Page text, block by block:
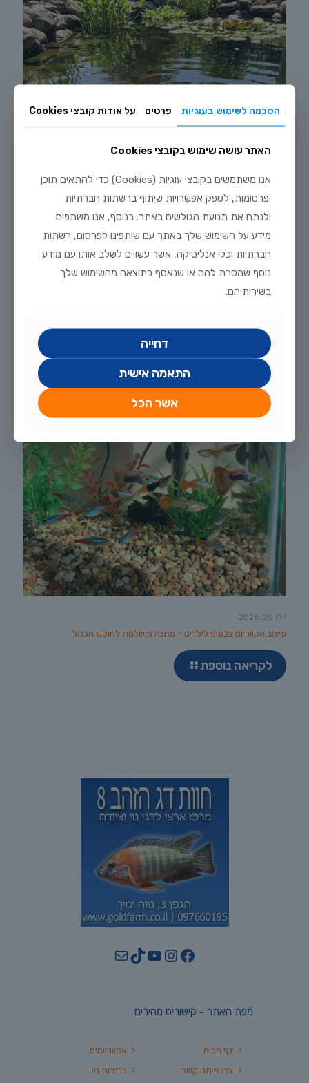
מדריך טיפוח דגי זהב וקוי בבריכת נוי: תנאים, תזונה ומניעת מחלות
יולי 20, 2026
עיצוב אקווריום צבעוני לילדים – מתנה מושלמת לחופש הגדול
לקריאה נוספת
Facebook
Instagram
YouTube
TikTok
Mail
מפת האתר - קישורים מהירים
אקווריומים
בריכות נוי
דף הבית
צרו איתנו קשר
הסכמה לשימוש בעוגיות פרטים על אודות קובצי Cookies
האתר עושה שימוש בקובצי Cookies
אנו משתמשים בקובצי עוגיות (Cookies) כדי להתאים תוכן
ופרסומות, לספק אפשרויות שיתוף ברשתות חברתיות
ולנתח את תנועת הגולשים באתר. בנוסף, אנו משתפים
מידע על השימוש שלך באתר עם שותפינו לפרסום, רשתות
חברתיות וכלי אנליטיקה, אשר עשויים לשלב אותו עם מידע
נוסף שמסרת להם או שנאסף כתוצאה מהשימוש שלך
בשירותיהם.
דחייה
התאמה אישית
אשר הכל